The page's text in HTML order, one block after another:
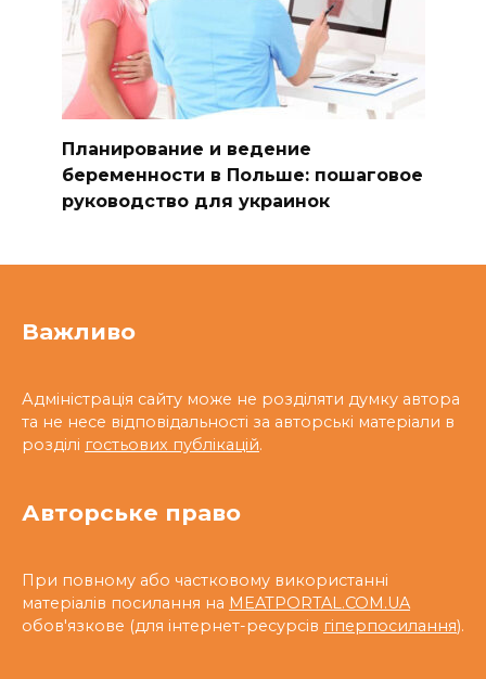
Планирование и ведение
беременности в Польше: пошаговое
руководство для украинок
Важливо
Адміністрація сайту може не розділяти думку автора
та не несе відповідальності за авторські матеріали в
розділі гостьових публікацій.
Авторське право
При повному або частковому використанні
матеріалів посилання на MEATPORTAL.COM.UA
обов'язкове (для інтернет-ресурсів гіперпосилання).